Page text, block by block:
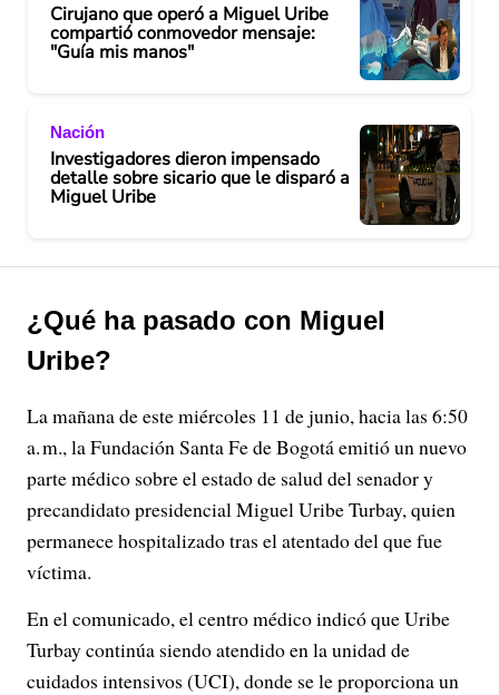
Cirujano que operó a Miguel Uribe
compartió conmovedor mensaje:
"Guía mis manos"
Nación
Investigadores dieron impensado
detalle sobre sicario que le disparó a
Miguel Uribe
¿Qué ha pasado con Miguel
Uribe?
La mañana de este miércoles 11 de junio, hacia las 6:50
a. m., la Fundación Santa Fe de Bogotá emitió un nuevo
parte médico sobre el estado de salud del senador y
precandidato presidencial Miguel Uribe Turbay, quien
permanece hospitalizado tras el atentado del que fue
víctima.
En el comunicado, el centro médico indicó que Uribe
Turbay continúa siendo atendido en la unidad de
cuidados intensivos (UCI), donde se le proporciona un